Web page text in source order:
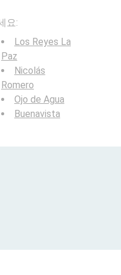
요:
Los Reyes La
Paz
Nicolás
Romero
Ojo de Agua
Buenavista